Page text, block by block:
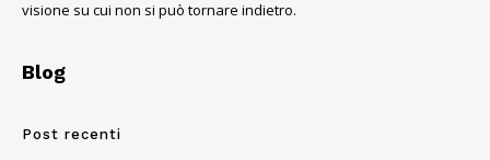
visione su cui non si può tornare indietro.
Blog
Post recenti